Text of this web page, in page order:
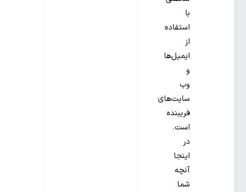
با
استفاده
از
ایمیل‌ها
و
وب
سایت‌های
فریبنده
است.
در
اینجا
آنچه
شما